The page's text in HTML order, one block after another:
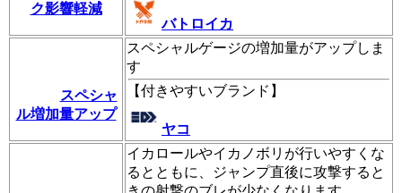
ク影響軽減
バトロイカ
スペシャ
ル増加量アップ
スペシャルゲージの増加量がアップしま
す
【付きやすいブランド 】
ヤコ
イカロールやイカノボリが行いやすくな
るとともに、ジャンプ直後に攻撃すると